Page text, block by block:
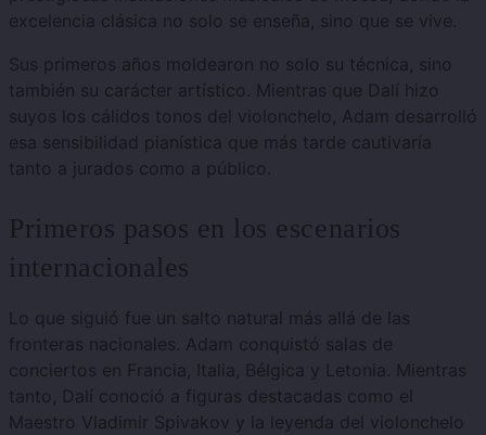
excelencia clásica no solo se enseña, sino que se vive.
Sus primeros años moldearon no solo su técnica, sino
también su carácter artístico. Mientras que Dalí hizo
suyos los cálidos tonos del violonchelo, Adam desarrolló
esa sensibilidad pianística que más tarde cautivaría
tanto a jurados como a público.
Primeros pasos en los escenarios
internacionales
Lo que siguió fue un salto natural más allá de las
fronteras nacionales. Adam conquistó salas de
conciertos en Francia, Italia, Bélgica y Letonia. Mientras
tanto, Dalí conoció a figuras destacadas como el
Maestro Vladimir Spivakov y la leyenda del violonchelo